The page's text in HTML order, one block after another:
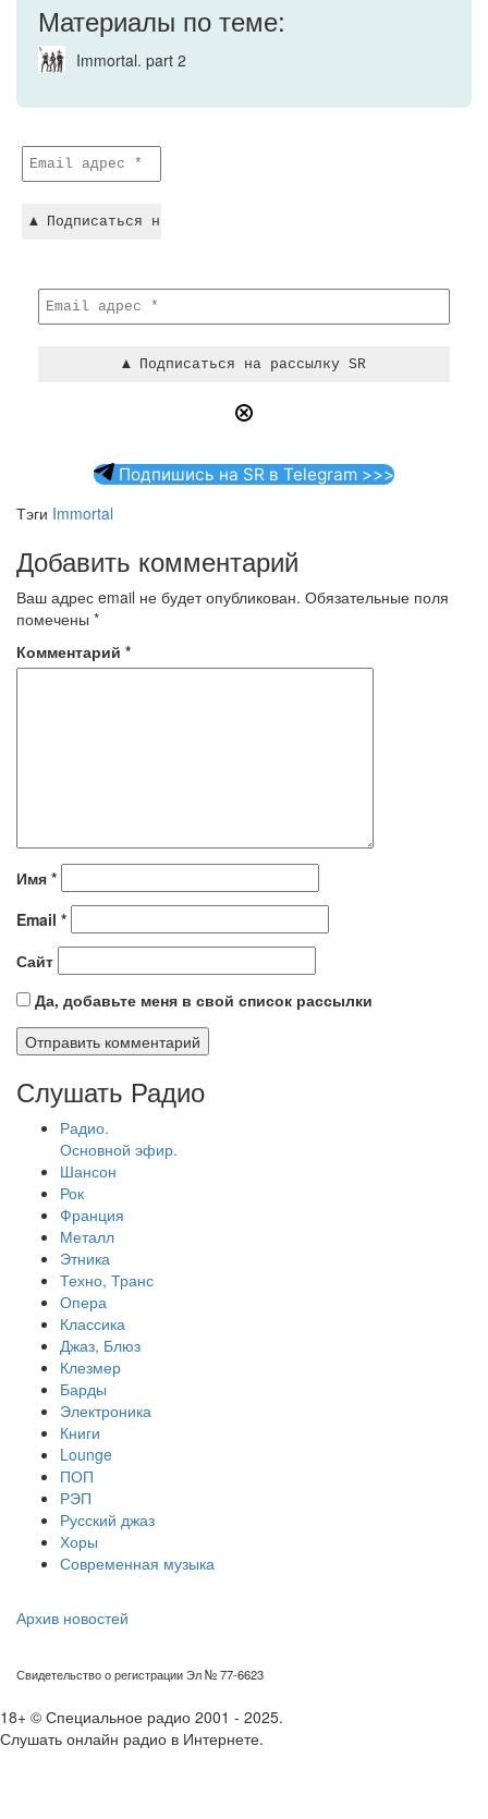
Материалы по теме:
Immortal. part 2
Подпишись на SR в Telegram >>>
Тэги Immortal
Добавить комментарий
Ваш адрес email не будет опубликован. Обязательные поля
помечены *
Комментарий *
Имя *
Email *
Сайт
Да, добавьте меня в свой список рассылки
Слушать Радио
Радио.
Основной эфир.
Шансон
Рок
Франция
Металл
Этника
Техно, Транс
Опера
Классика
Джаз, Блюз
Клезмер
Барды
Электроника
Книги
Lounge
ПОП
РЭП
Русский джаз
Хоры
Современная музыка
Архив новостей
Свидетельство о регистрации Эл № 77-6623
18+ © Специальное радио 2001 - 2025.
Слушать онлайн радио в Интернете.